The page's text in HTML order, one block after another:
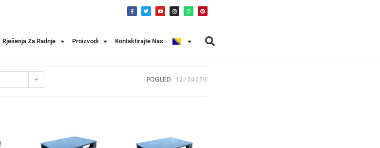
Rješenja Za Radnje Proizvodi Kontaktirajte Nas
POGLED: 12 24 SVI